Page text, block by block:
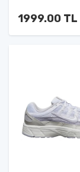
1999.00 TL